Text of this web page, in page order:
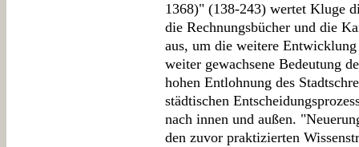
1368)" (138-243) wertet Kluge
die Rechnungsbücher und die
aus, um die weitere
weiter gewachsene Bedeutung
hohen Entlohnung des
städtischen
nach innen und außen.
den zuvor praktizierten